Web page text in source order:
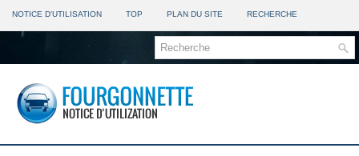
NOTICE D'UTILISATION TOP PLAN DU SITE RECHERCHE